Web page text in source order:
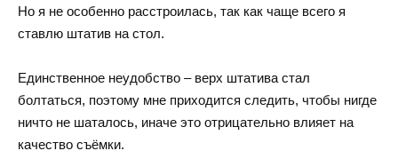
Но я не особенно расстроилась, так как чаще всего я
ставлю штатив на стол.
Единственное неудобство – верх штатива стал
болтаться, поэтому мне приходится следить, чтобы нигде
ничто не шаталось, иначе это отрицательно влияет на
качество съёмки.